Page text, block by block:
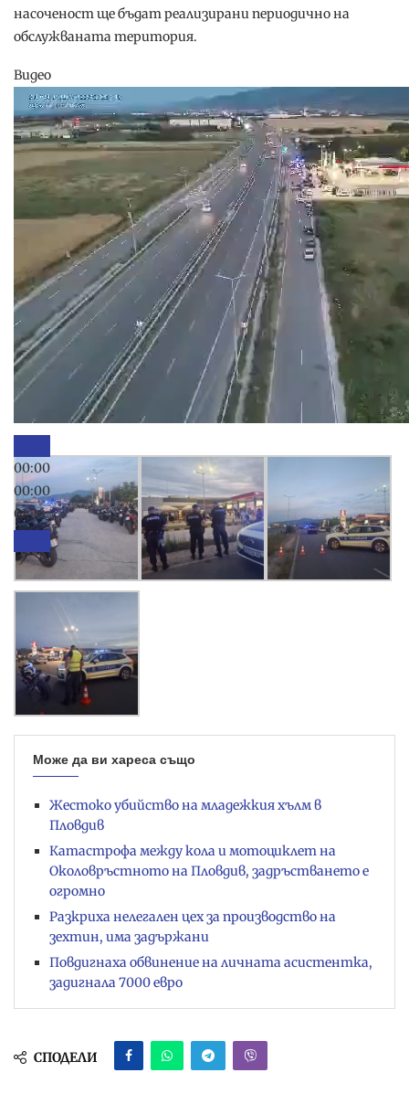
насоченост ще бъдат реализирани периодично на
обслужваната територия.
Видео
00:00
00:00
01:26
Може да ви хареса също
Жестоко убийство на младежкия хълм в
Пловдив
Катастрофа между кола и мотоциклет на
Околовръстното на Пловдив, задръстването е
огромно
Разкриха нелегален цех за производство на
зехтин, има задържани
Повдигнаха обвинение на личната асистентка,
задигнала 7000 евро
СПОДЕЛИ